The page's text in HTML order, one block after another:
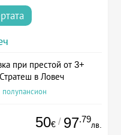
при престой от 3+
в Ловеч
50€ / 97.79
лв.